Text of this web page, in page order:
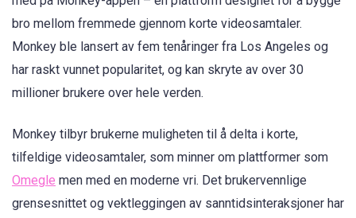
bro mellom fremmede gjennom korte videosamtaler.
Monkey ble lansert av fem tenåringer fra Los Angeles og
har raskt vunnet popularitet, og kan skryte av over 30
millioner brukere over hele verden.
Monkey tilbyr brukerne muligheten til å delta i korte,
tilfeldige videosamtaler, som minner om plattformer som
Omegle men med en moderne vri. Det brukervennlige
grensesnittet og vektleggingen av sanntidsinteraksjoner har